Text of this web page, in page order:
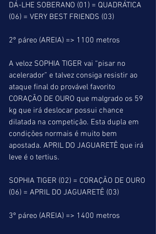
DÁ-LHE SOBERANO (01) = QUADRÁTICA
(06) = VERY BEST FRIENDS (03)
2º páreo (AREIA) => 1100 metros
A veloz SOPHIA TIGER vai “pisar no
acelerador” e talvez consiga resistir ao
ataque final do provável favorito
CORAÇÃO DE OURO que malgrado os 59
kg que irá deslocar possui chance
dilatada na competição. Esta dupla em
condições normais é muito bem
apostada. APRIL DO JAGUARETÊ que irá
leve é o tertius.
SOPHIA TIGER (02) = CORAÇÃO DE OURO
(06) = APRIL DO JAGUARETÊ (03)
3º páreo (AREIA) => 1400 metros